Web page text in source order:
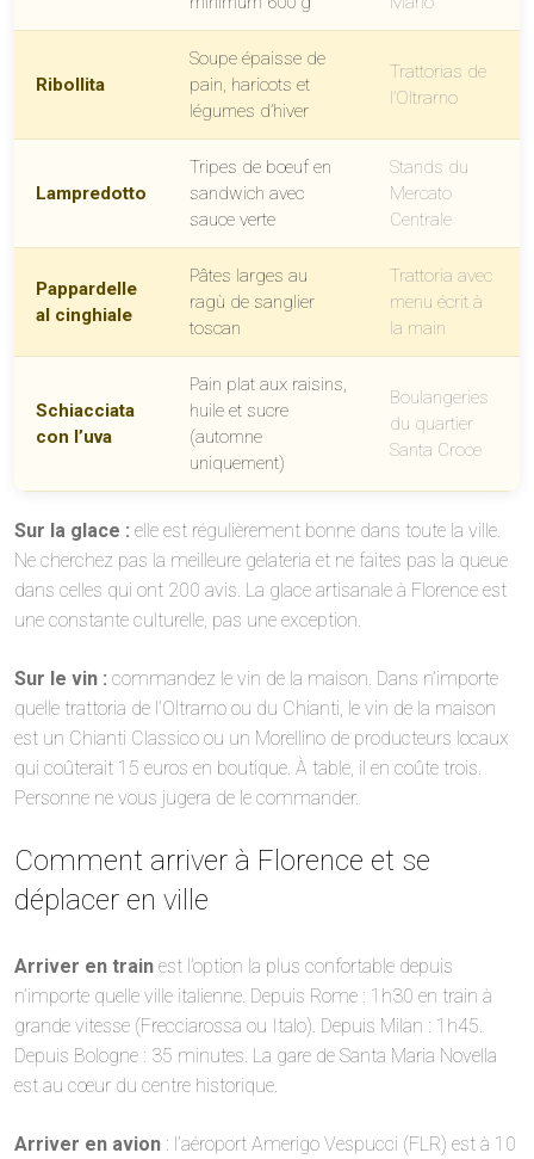
Ribollita
Soupe épaisse de
pain, haricots et
légumes d’hiver
Trattorias de
l’Oltrarno
Lampredotto
Tripes de bœuf en
sandwich avec
sauce verte
Stands du
Mercato
Centrale
Pappardelle
al cinghiale
Pâtes larges au
ragù de sanglier
toscan
Trattoria avec
menu écrit à
la main
Schiacciata
con l’uva
Pain plat aux raisins,
huile et sucre
(automne
uniquement)
Boulangeries
du quartier
Santa Croce
Sur la glace : elle est régulièrement bonne dans toute la ville.
Ne cherchez pas la meilleure gelateria et ne faites pas la queue
dans celles qui ont 200 avis. La glace artisanale à Florence est
une constante culturelle, pas une exception.
Sur le vin : commandez le vin de la maison. Dans n’importe
quelle trattoria de l’Oltrarno ou du Chianti, le vin de la maison
est un Chianti Classico ou un Morellino de producteurs locaux
qui coûterait 15 euros en boutique. À table, il en coûte trois.
Personne ne vous jugera de le commander.
Comment arriver à Florence et se
déplacer en ville
Arriver en train est l’option la plus confortable depuis
n’importe quelle ville italienne. Depuis Rome : 1h30 en train à
grande vitesse (Frecciarossa ou Italo). Depuis Milan : 1h45.
Depuis Bologne : 35 minutes. La gare de Santa Maria Novella
est au cœur du centre historique.
Arriver en avion : l’aéroport Amerigo Vespucci (FLR) est à 10